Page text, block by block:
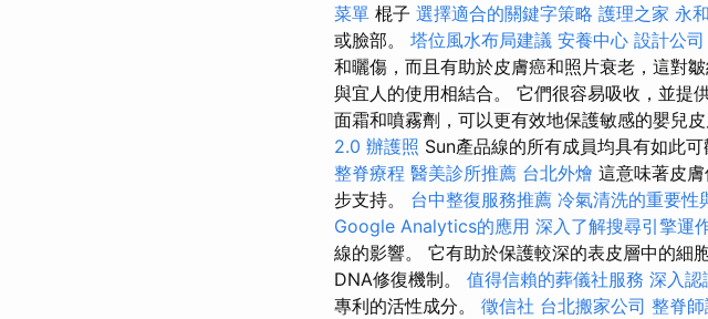
菜單 棍子 選擇適合的關鍵字策略 護理之家 永和
或臉部。 塔位風水布局建議 安養中心 設計公司
和曬傷，而且有助於皮膚癌和照片衰老，這對
與宜人的使用相結合。 它們很容易吸收，並提
面霜和噴霧劑，可以更有效地保護敏感的嬰兒
2.0 辦護照 Sun產品線的所有成員均具有如此
整脊療程 醫美診所推薦 台北外燴 這意味著皮
步支持。 台中整復服務推薦 冷氣清洗的重要性
Google Analytics的應用 深入了解搜尋引擎運
線的影響。 它有助於保護較深的表皮層中的細
DNA修復機制。 值得信賴的葬儀社服務 深入認
專利的活性成分。 徵信社 台北搬家公司 整脊